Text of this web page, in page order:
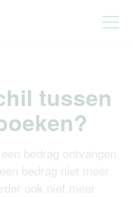
tussen
bedrag ontvangen
bedrag niet meer
ook niet meer